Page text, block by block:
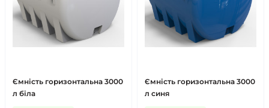
Ємність горизонтальна 3000
л біла
Ємність горизонтальна 3000
л синя